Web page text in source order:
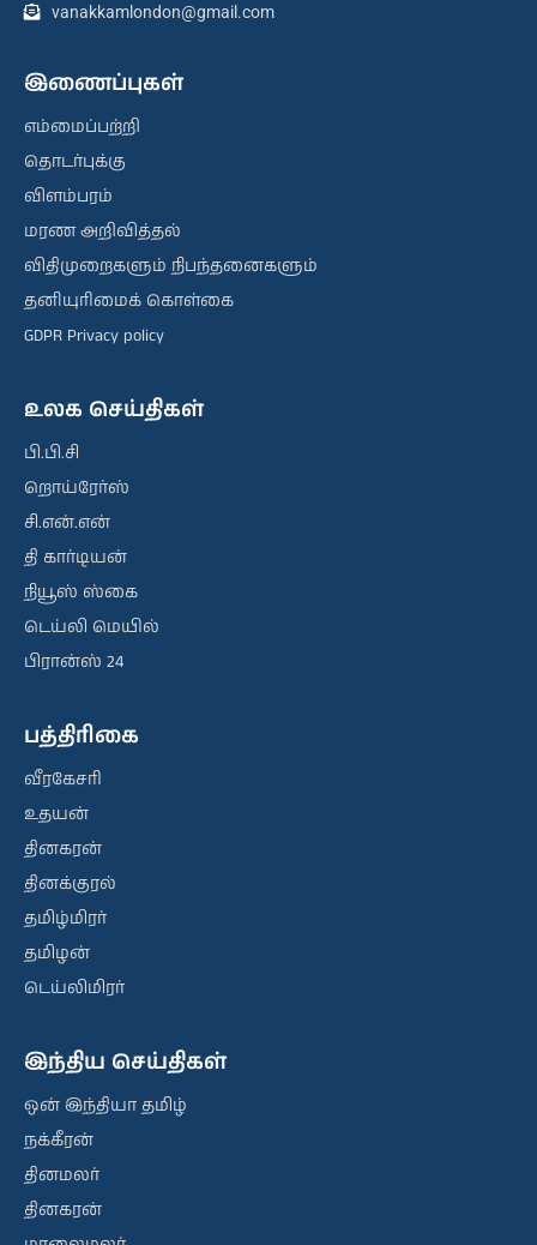
vanakkamlondon@gmail.com
இணைப்புகள்
எம்மைப்பற்றி
தொடர்புக்கு
விளம்பரம்
மரண அறிவித்தல்
விதிமுறைகளும் நிபந்தனைகளும்
தனியுரிமைக் கொள்கை
GDPR Privacy policy
உலக செய்திகள்
பி.பி.சி
றொய்ரேர்ஸ்
சி.என்.என்
தி கார்டியன்
நியூஸ் ஸ்கை
டெய்லி மெயில்
பிரான்ஸ் 24
பத்திரிகை
வீரகேசரி
உதயன்
தினகரன்
தினக்குரல்
தமிழ்மிரர்
தமிழன்
டெய்லிமிரர்
இந்திய செய்திகள்
ஒன் இந்தியா தமிழ்
நக்கீரன்
தினமலர்
தினகரன்